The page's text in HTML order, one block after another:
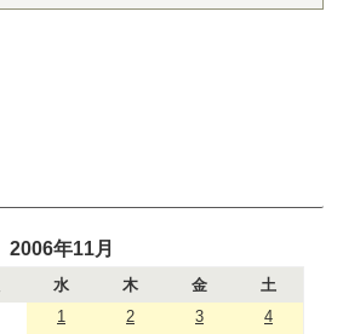
2006年11月
水 木 金
土
1
2 3
4